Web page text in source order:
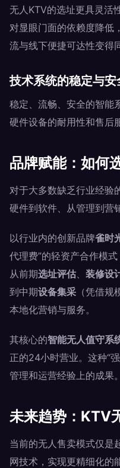
无人KTV的选址更具灵活
对显眼门面的依赖度降低
流与线下便捷可达性变得
技术系统的稳定与安
稳定、流畅、安全的智能
硬件设备的耐用性和售后
品牌赋能：如何
对于大多数缺乏行业经验
硬件到软件、从管理到营
以行业内的创新品牌雀时
代理费”的轻资产合作模
从前期选址评估、 装修设
到中期设备集采 （凭借
本地化营销与服务。
其核心的智能无人值守系
正的24小时营业。这种“
管理和运营经验上的成果。
未来趋势：KTV
当前的无人售卖模式仅是
网技术，实现更精细化的